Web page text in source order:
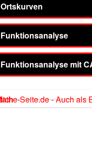
Ortskurven
Funktionsanalyse
Funktionsanalyse mit